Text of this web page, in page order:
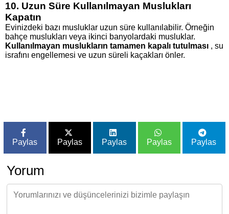
10. Uzun Süre Kullanılmayan Muslukları
Kapatın
Evinizdeki bazı musluklar uzun süre kullanılabilir. Örneğin
bahçe muslukları veya ikinci banyolardaki musluklar.
Kullanılmayan muslukların tamamen kapalı tutulması , su
israfını engellemesi ve uzun süreli kaçakları önler.
Paylas Paylas Paylas Paylas Paylas
Yorum